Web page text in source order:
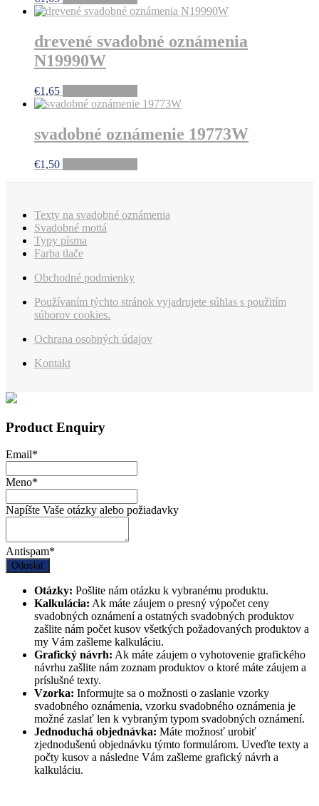
drevené svadobné oznámenia
N19990W
€1,65
svadobné oznámenie 19773W
€1,50
Texty na svadobné oznámenia
Svadobné mottá
Typy písma
Farba tlače
Obchodné podmienky
Používaním týchto stránok vyjadrujete súhlas s použitím
súborov cookies.
Ochrana osobných údajov
Kontakt
Product Enquiry
Email*
Meno*
Napíšte Vaše otázky alebo požiadavky
Antispam*
Odoslať
Otázky: Pošlite nám otázku k vybranému produktu.
Kalkulácia: Ak máte záujem o presný výpočet ceny
svadobných oznámení a ostatných svadobných produktov
zašlite nám počet kusov všetkých požadovaných produktov a
my Vám zašleme kalkuláciu.
Grafický návrh: Ak máte záujem o vyhotovenie grafického
návrhu zašlite nám zoznam produktov o ktoré máte záujem a
príslušné texty.
Vzorka: Informujte sa o možnosti o zaslanie vzorky
svadobného oznámenia, vzorku svadobného oznámenia je
možné zaslať len k vybraným typom svadobných oznámení.
Jednoduchá objednávka: Máte možnosť urobiť
zjednodušenú objednávku týmto formulárom. Uveďte texty a
počty kusov a následne Vám zašleme grafický návrh a
kalkuláciu.